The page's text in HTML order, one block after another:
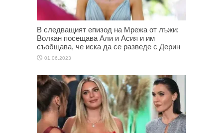
В следващият епизод на Мрежа от лъжи:
Волкан посещава Али и Асия и им
съобщава, че иска да се разведе с Дерин
01.06.2023